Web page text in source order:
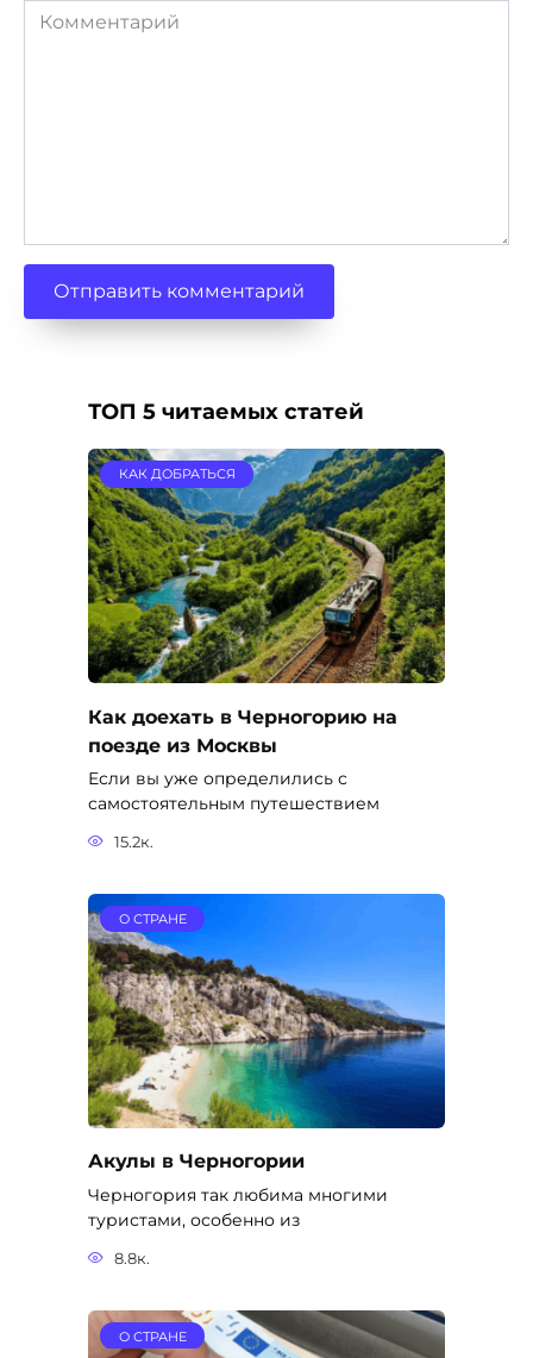
Комментарий
ТОП 5 читаемых статей
КАК ДОБРАТЬСЯ
Как доехать в Черногорию на
поезде из Москвы
Если вы уже определились с
самостоятельным путешествием
15.2к.
О СТРАНЕ
Акулы в Черногории
Черногория так любима многими
туристами, особенно из
8.8к.
О СТРАНЕ